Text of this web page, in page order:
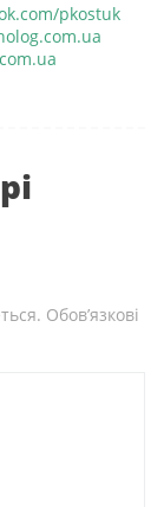
pkostuk
Обов’язкові